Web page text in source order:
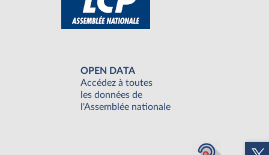
OPEN DATA
Accédez à toutes
les données de
l'Assemblée nationale